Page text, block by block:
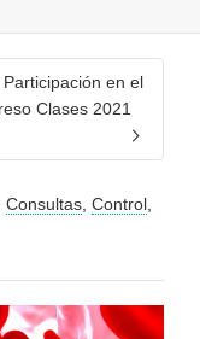
Participación en el
Clases 2021
Consultas Control